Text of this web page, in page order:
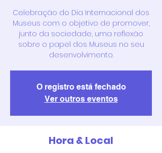
Celebração do Dia Internacional dos
Museus com o objetivo de promover,
junto da sociedade, uma reflexão
sobre o papel dos Museus no seu
desenvolvimento.
O registro está fechado
Ver outros eventos
Hora & Local